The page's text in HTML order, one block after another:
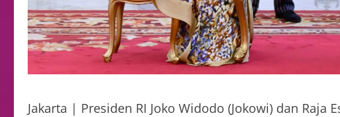
Jakarta | Presiden RI Joko Widodo (Jokowi) dan Raja